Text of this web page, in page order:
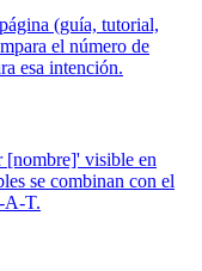
(guía, tutorial,
el número de
esa intención.
[nombre]' visible en
se combinan con el
A-T.